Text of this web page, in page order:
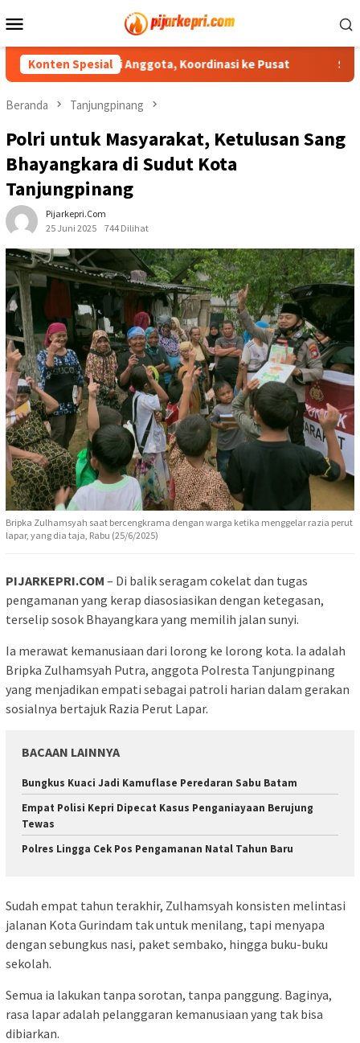
ke
Mobile
Konten Spesial
Diri Anggota, Koordinasi ke Pusat Sekda
Beranda Tanjungpinang
Polri untuk Masyarakat, Ketulusan Sang
Bhayangkara di Sudut Kota
Tanjungpinang
Pijarkepri.com
25 Juni 2025
744 Dilihat
Bripka Zulhamsyah saat bercengkrama dengan warga ketika menggelar razia perut
lapar, yang dia taja, Rabu (25/6/2025)
PIJARKEPRI.COM – Di balik seragam cokelat dan tugas
pengamanan yang kerap diasosiasikan dengan ketegasan,
terselip sosok Bhayangkara yang memilih jalan sunyi.
Ia merawat kemanusiaan dari lorong ke lorong kota. Ia adalah
Bripka Zulhamsyah Putra, anggota Polresta Tanjungpinang
yang menjadikan empati sebagai patroli harian dalam gerakan
sosialnya bertajuk Razia Perut Lapar.
BACAAN LAINNYA
Bungkus Kuaci Jadi Kamuflase Peredaran Sabu Batam
Empat Polisi Kepri Dipecat Kasus Penganiayaan Berujung
Tewas
Polres Lingga Cek Pos Pengamanan Natal Tahun Baru
Sudah empat tahun terakhir, Zulhamsyah konsisten melintasi
jalanan Kota Gurindam tak untuk menilang, tapi menyapa
dengan sebungkus nasi, paket sembako, hingga buku-buku
sekolah.
Semua ia lakukan tanpa sorotan, tanpa panggung. Baginya,
rasa lapar adalah pelanggaran kemanusiaan yang tak bisa
dibiarkan.